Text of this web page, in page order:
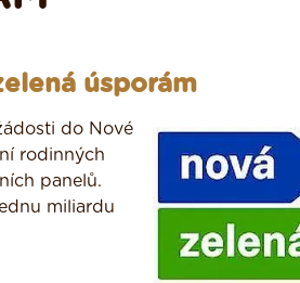
úsporám
do Nové
rodinných
panelů.
miliardu